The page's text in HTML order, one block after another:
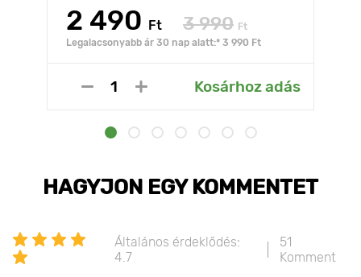
2 490 Ft 3 990 Ft
Legalacsonyabb ár 30 nap alatt:* 3 990 Ft
Kosárhoz adás
HAGYJON EGY KOMMENTET
Általános érdeklődés:
4.7
51
Komment